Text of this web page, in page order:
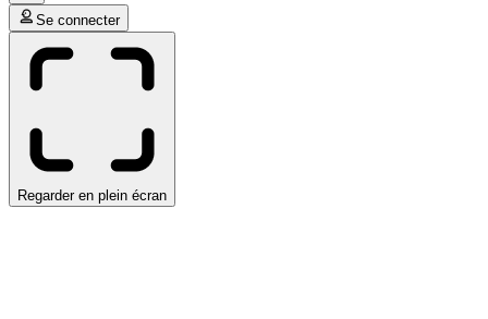
Se connecter
Regarder en plein écran